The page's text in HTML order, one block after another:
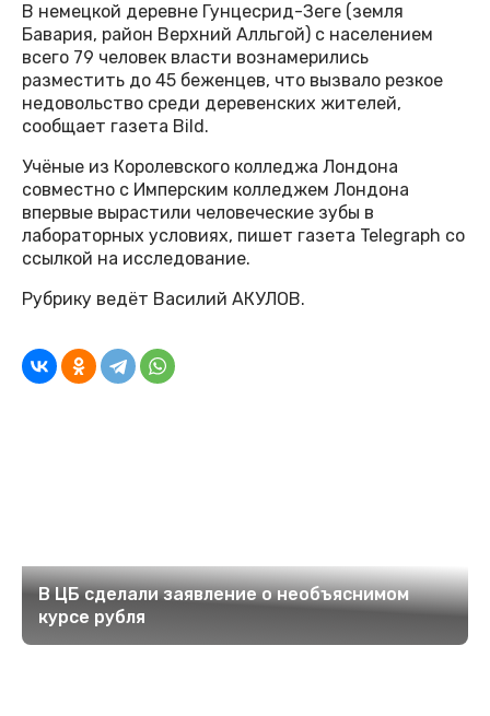
В немецкой деревне Гунцесрид-Зеге (земля
Бавария, район Верхний Алльгой) с населением
всего 79 человек власти вознамерились
разместить до 45 беженцев, что вызвало резкое
недовольство среди деревенских жителей,
сообщает газета Bild.
Учёные из Королевского колледжа Лондона
совместно с Имперским колледжем Лондона
впервые вырастили человеческие зубы в
лабораторных условиях, пишет газета Telegraph со
ссылкой на исследование.
Рубрику ведёт Василий АКУЛОВ.
В ЦБ сделали заявление о необъяснимом
курсе рубля